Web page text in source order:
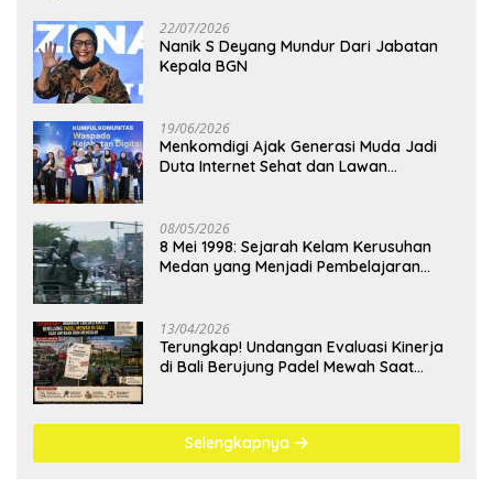
22/07/2026
Nanik S Deyang Mundur Dari Jabatan
Kepala BGN
19/06/2026
Menkomdigi Ajak Generasi Muda Jadi
Duta Internet Sehat dan Lawan
08/05/2026
8 Mei 1998: Sejarah Kelam Kerusuhan
Medan yang Menjadi Pembelajaran
13/04/2026
Terungkap! Undangan Evaluasi Kinerja
di Bali Berujung Padel Mewah Saat
Selengkapnya